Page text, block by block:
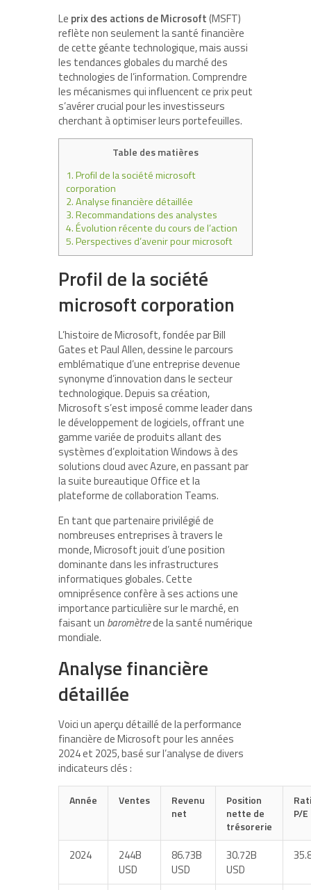
Le prix des actions de Microsoft(MSFT)
reflète non seulement la santé financière
de cette géante technologique, mais aussi
les tendances globales du marché des
technologies de l’information. Comprendre
les mécanismes qui influencent ce prix peut
s’avérer crucial pour les investisseurs
cherchant à optimiser leurs portefeuilles.
Table des matières
1.Profil de la société microsoft
corporation
2.Analyse financière détaillée
3.Recommandations des analystes
4.Évolution récente du cours de l’action
5.Perspectives d’avenir pour microsoft
Profil de la société
microsoft corporation
L’histoire de Microsoft, fondée par Bill
Gates et Paul Allen, dessine le parcours
emblématique d’une entreprise devenue
synonyme d’innovation dans le secteur
technologique. Depuis sa création,
Microsoft s’est imposé comme leader dans
le développement de logiciels, offrant une
gamme variée de produits allant des
systèmes d’exploitation Windows à des
solutions cloud avec Azure, en passant par
la suite bureautique Office et la
plateforme de collaboration Teams.
En tant que partenaire privilégié de
nombreuses entreprises à travers le
monde, Microsoft jouit d’une position
dominante dans les infrastructures
informatiques globales. Cette
omniprésence confère à ses actions une
importance particulière sur le marché, en
faisant un baromètrede la santé numérique
mondiale.
Analyse financière
détaillée
Voici un aperçu détaillé de la performance
financière de Microsoft pour les années
2024 et 2025, basé sur l’analyse de divers
indicateurs clés :
Année Ventes
Revenu
net
Position
nette de
trésorerie
P/E
2024
244B
USD
86.73B
USD
30.72B
USD